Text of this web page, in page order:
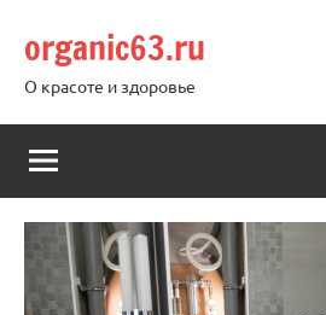
содержимому
organic63.ru
О красоте и здоровье